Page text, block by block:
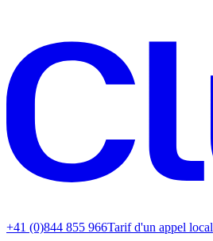
+41 (0)844 855 966Tarif d'un appel local